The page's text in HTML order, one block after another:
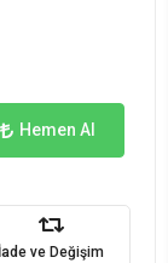
Hemen Al
İade ve Değişim